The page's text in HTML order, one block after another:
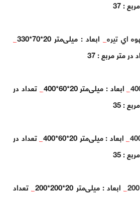
: 37
_ ابعاد : میلی‌متر 20*70*330
_
در متر مربع : 37
_ابعاد : میلی‌متر 20*60*400 _تعداد در
: 35
_ابعاد : میلی‌متر 20*60*400 _تعداد در
: 35
_ابعاد : میلی‌متر 20*200*200 _تعداد